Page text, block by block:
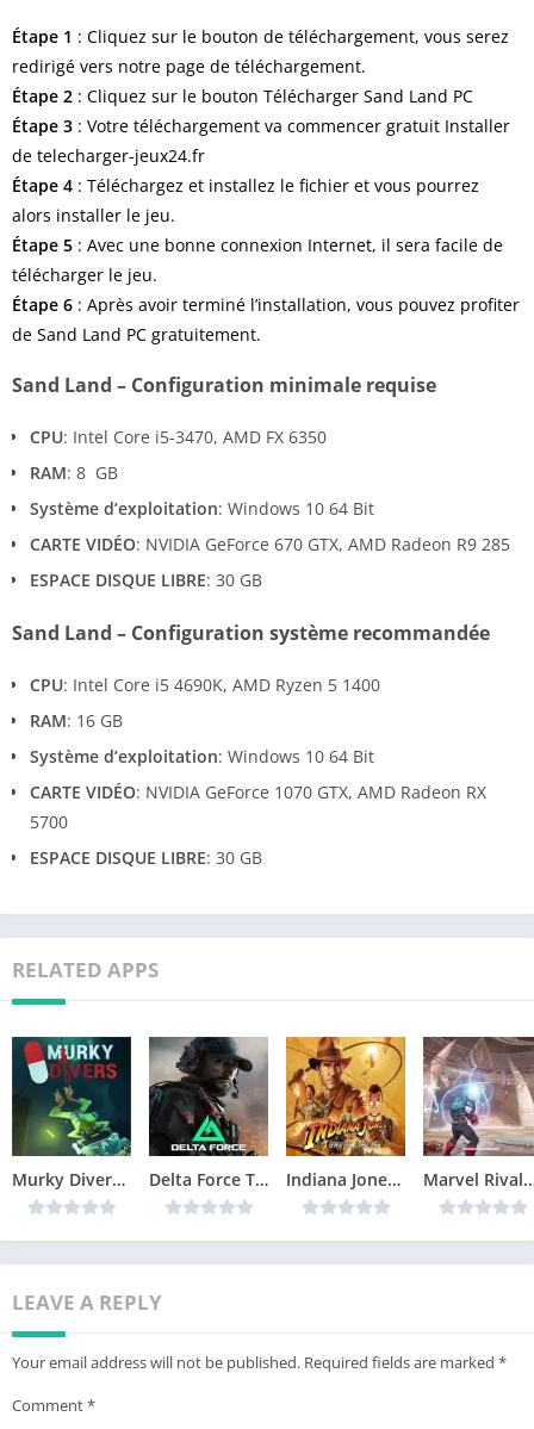
Étape 1 : Cliquez sur le bouton de téléchargement, vous serez
redirigé vers notre page de téléchargement.
Étape 2 : Cliquez sur le bouton Télécharger Sand Land PC
Étape 3 : Votre téléchargement va commencer gratuit Installer
de telecharger-jeux24.fr
Étape 4 : Téléchargez et installez le fichier et vous pourrez
alors installer le jeu.
Étape 5 : Avec une bonne connexion Internet, il sera facile de
télécharger le jeu.
Étape 6 : Après avoir terminé l’installation, vous pouvez profiter
de Sand Land PC gratuitement.
Sand Land – Configuration minimale requise
CPU: Intel Core i5-3470, AMD FX 6350
RAM: 8 GB
Système d’exploitation: Windows 10 64 Bit
CARTE VIDÉO: NVIDIA GeForce 670 GTX, AMD Radeon R9 285
ESPACE DISQUE LIBRE: 30 GB
Sand Land – Configuration système recommandée
CPU: Intel Core i5 4690K, AMD Ryzen 5 1400
RAM: 16 GB
Système d’exploitation: Windows 10 64 Bit
CARTE VIDÉO: NVIDIA GeForce 1070 GTX, AMD Radeon RX
5700
ESPACE DISQUE LIBRE: 30 GB
RELATED APPS
Murky Divers Télécharger jeu PC Delta Force Télécharger jeu PC Indiana Jones and the Great Circle Télécharger jeu PC Marvel Rivals
LEAVE A REPLY
Your email address will not be published. Required fields are marked *
Comment*